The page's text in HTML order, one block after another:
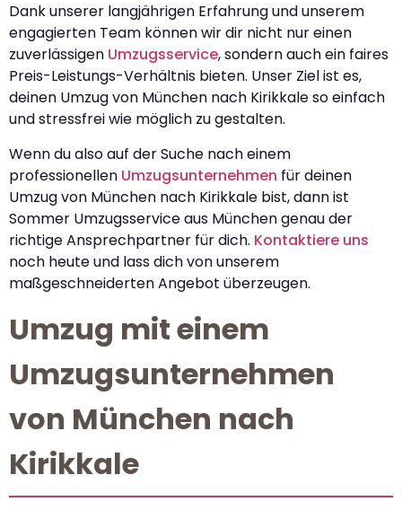
Dank unserer langjährigen Erfahrung und unserem
engagierten Team können wir dir nicht nur einen
zuverlässigen Umzugsservice, sondern auch ein faires
Preis-Leistungs-Verhältnis bieten. Unser Ziel ist es,
deinen Umzug von München nach Kirikkale so einfach
und stressfrei wie möglich zu gestalten.
Wenn du also auf der Suche nach einem
professionellen Umzugsunternehmen für deinen
Umzug von München nach Kirikkale bist, dann ist
Sommer Umzugsservice aus München genau der
richtige Ansprechpartner für dich. Kontaktiere uns
noch heute und lass dich von unserem
maßgeschneiderten Angebot überzeugen.
Umzug mit einem
Umzugsunternehmen
von München nach
Kirikkale